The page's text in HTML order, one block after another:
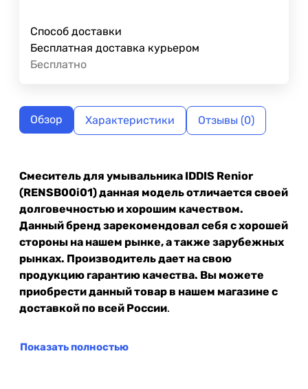
Способ доставки
Бесплатная доставка курьером
Бесплатно
Обзор Характеристики Отзывы (0)
Смеситель для умывальника IDDIS Renior
(RENSB00i01) данная модель отличается своей
долговечностью и хорошим качеством.
Данный бренд зарекомендовал себя с хорошей
стороны на нашем рынке, а также зарубежных
рынках. Производитель дает на свою
продукцию гарантию качества. Вы можете
приобрести данный товар в нашем магазине с
доставкой по всей России.
Показать полностью